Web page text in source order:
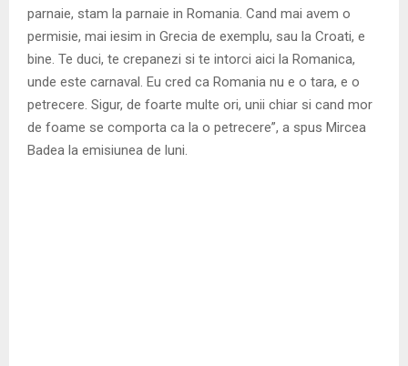
parnaie, stam la parnaie in Romania. Cand mai avem o
permisie, mai iesim in Grecia de exemplu, sau la Croati, e
bine. Te duci, te crepanezi si te intorci aici la Romanica,
unde este carnaval. Eu cred ca Romania nu e o tara, e o
petrecere. Sigur, de foarte multe ori, unii chiar si cand mor
de foame se comporta ca la o petrecere”, a spus Mircea
Badea la emisiunea de luni.